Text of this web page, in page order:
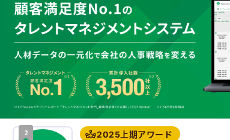
2 2025上期アワード